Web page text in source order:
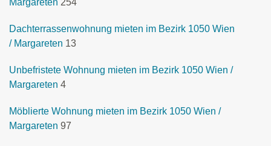
Margareten 254
Dachterrassenwohnung mieten im Bezirk 1050 Wien
/ Margareten 13
Unbefristete Wohnung mieten im Bezirk 1050 Wien /
Margareten 4
Möblierte Wohnung mieten im Bezirk 1050 Wien /
Margareten 97